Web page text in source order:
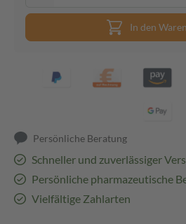
In den
Persönliche Beratung
Schneller und zuverlässiger
Persönliche pharmazeutische
Vielfältige Zahlarten